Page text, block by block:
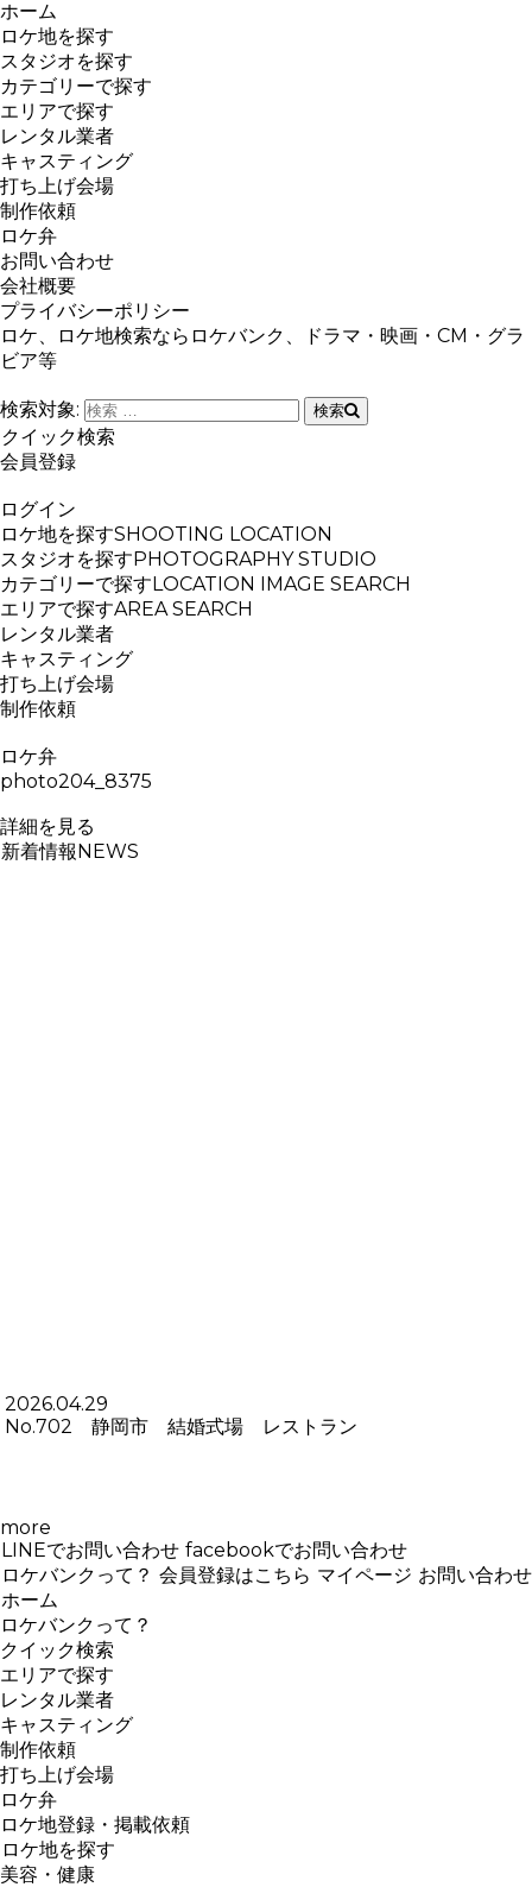
ホーム
ロケ地を探す
スタジオを探す
カテゴリーで探す
エリアで探す
レンタル業者
キャスティング
打ち上げ会場
制作依頼
ロケ弁
お問い合わせ
会社概要
プライバシーポリシー
ロケ、ロケ地検索ならロケバンク、ドラマ・映画・CM・グラ
ビア等
検索対象: 検索
クイック検索
会員登録
ログイン
ロケ地を探すSHOOTING LOCATION
スタジオを探すPHOTOGRAPHY STUDIO
カテゴリーで探すLOCATION IMAGE SEARCH
エリアで探すAREA SEARCH
レンタル業者
キャスティング
打ち上げ会場
制作依頼
ロケ弁
photo204_8375
詳細を見る
新着情報NEWS
2026.04.29
No.702 静岡市 結婚式場 レストラン
more
LINEでお問い合わせ facebookでお問い合わせ
ロケバンクって？ 会員登録はこちら マイページ お問い合わせ
ホーム
ロケバンクって？
クイック検索
エリアで探す
レンタル業者
キャスティング
制作依頼
打ち上げ会場
ロケ弁
ロケ地登録・掲載依頼
ロケ地を探す
美容・健康